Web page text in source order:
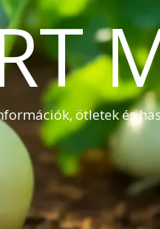
ötletek és